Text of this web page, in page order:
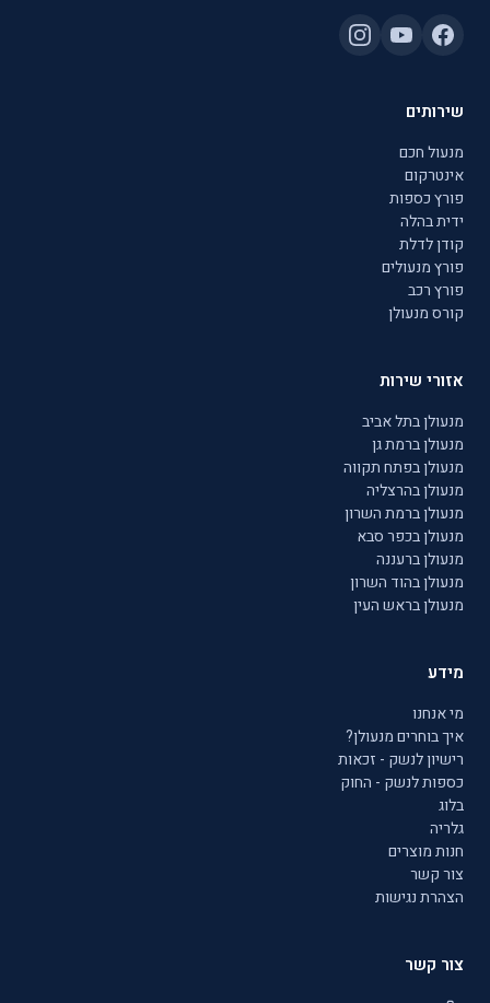
שירותים
מנעול חכם
אינטרקום
פורץ כספות
ידית בהלה
קודן לדלת
פורץ מנעולים
פורץ רכב
קורס מנעולן
אזורי שירות
מנעולן בתל אביב
מנעולן ברמת גן
מנעולן בפתח תקווה
מנעולן בהרצליה
מנעולן ברמת השרון
מנעולן בכפר סבא
מנעולן ברעננה
מנעולן בהוד השרון
מנעולן בראש העין
מידע
מי אנחנו
איך בוחרים מנעולן?
רישיון לנשק - זכאות
כספות לנשק - החוק
בלוג
גלריה
חנות מוצרים
צור קשר
הצהרת נגישות
צור קשר